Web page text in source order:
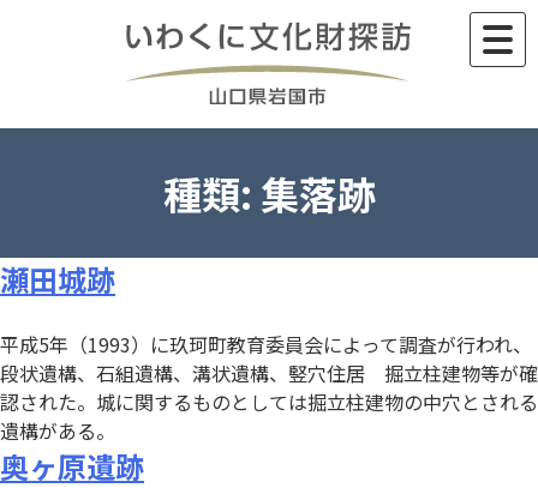
種類: 集落跡
瀬田城跡
平成5年（1993）に玖珂町教育委員会によって調査が行われ、
段状遺構、石組遺構、溝状遺構、竪穴住居 掘立柱建物等が確
認された。城に関するものとしては掘立柱建物の中穴とされる
遺構がある。
奥ヶ原遺跡